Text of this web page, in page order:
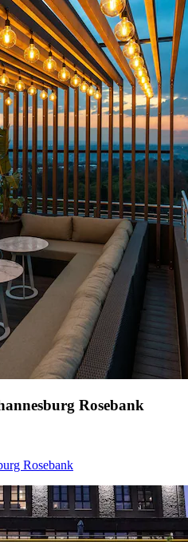
Rosebank
Rosebank